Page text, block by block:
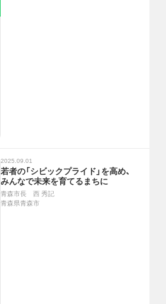
2025.09.01
若者の「シビックプライド」を高め、
みんなで未来を育てるまちに
青森市長 西 秀記
青森県青森市